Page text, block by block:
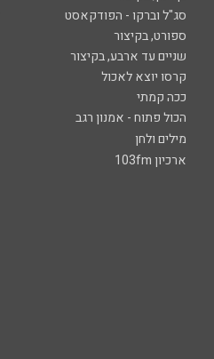
סג"ל וברקו - הפודקאסט
ספורט, בקיצור
שניים עד ארבע, בקיצור
קרסו יוצא לאכול
ככה קמתי
הכול פתוח - אמנון רגב
מילים ולחן
ארכיון 103fm